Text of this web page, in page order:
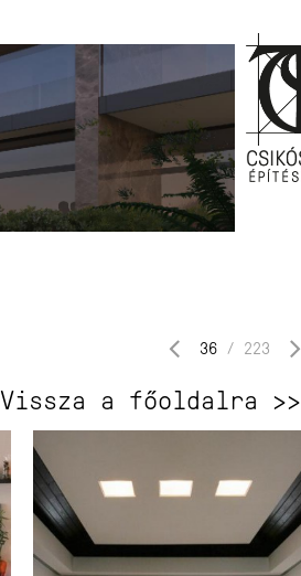
Vissza a főoldalra >>
36 / 223